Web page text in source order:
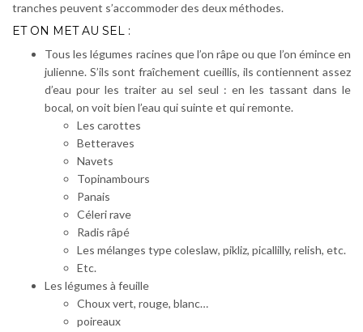
tranches peuvent s’accommoder des deux méthodes.
ET ON MET AU SEL :
Tous les légumes racines que l’on râpe ou que l’on émince en
julienne. S’ils sont fraîchement cueillis, ils contiennent assez
d’eau pour les traiter au sel seul : en les tassant dans le
bocal, on voit bien l’eau qui suinte et qui remonte.
Les carottes
Betteraves
Navets
Topinambours
Panais
Céleri rave
Radis râpé
Les mélanges type coleslaw, pikliz, picallilly, relish, etc.
Etc.
Les légumes à feuille
Choux vert, rouge, blanc…
poireaux